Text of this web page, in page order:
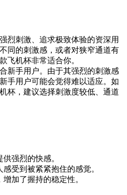
烈刺激、追求极致体验的资深用
同的刺激感，或者对狭窄通道有
飞机杯非常适合你。
合新手用户。由于其强烈的刺激感
手用户可能会觉得难以适应。如
杯，建议选择刺激度较低、通道
强烈的快感。
受到被紧紧抱住的感觉。
加了握持的稳定性。